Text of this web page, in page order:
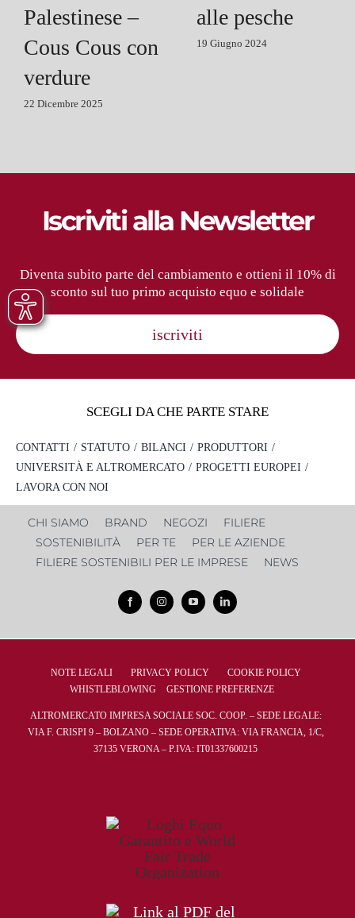
Palestinese –
Cous Cous con
verdure
22 Dicembre 2025
alle pesche
19 Giugno 2024
Iscriviti alla Newsletter
Diventa subito parte del cambiamento e ottieni il 10% di
sconto sul tuo primo acquisto equo e solidale
iscriviti
CONTATTI STATUTO BILANCI
PRODUTTORI
UNIVERSITÀ E ALTROMERCATO
PROGETTI EUROPEI
LAVORA CON NOI
SCEGLI DA CHE PARTE STARE
CHI SIAMO BRAND NEGOZI
FILIERE
SOSTENIBILITÀ
PER TE
PER LE AZIENDE
FILIERE SOSTENIBILI PER LE IMPRESE
NEWS
NOTE LEGALI PRIVACY POLICY
COOKIE POLICY
WHISTLEBLOWING
GESTIONE PREFERENZE
ALTROMERCATO IMPRESA SOCIALE SOC. COOP. – SEDE LEGALE:
VIA F. CRISPI 9 – BOLZANO – SEDE OPERATIVA: VIA FRANCIA, 1/C,
37135 VERONA – P.IVA: IT01337600215